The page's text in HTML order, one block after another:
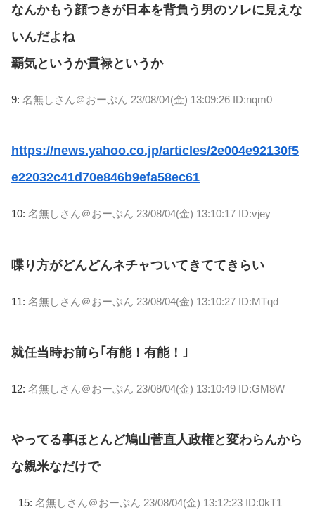
なんかもう顔つきが日本を背負う男のソレに見えな
いんだよね
覇気というか貫禄というか
9: 名無しさん＠おーぷん 23/08/04(金) 13:09:26 ID:nqm0
https://news.yahoo.co.jp/articles/2e004e92130f5
e22032c41d70e846b9efa58ec61
10: 名無しさん＠おーぷん 23/08/04(金) 13:10:17 ID:vjey
喋り方がどんどんネチャついてきててきらい
11: 名無しさん＠おーぷん 23/08/04(金) 13:10:27 ID:MTqd
就任当時お前ら｢有能！有能！｣
12: 名無しさん＠おーぷん 23/08/04(金) 13:10:49 ID:GM8W
やってる事ほとんど鳩山菅直人政権と変わらんから
な親米なだけで
15: 名無しさん＠おーぷん 23/08/04(金) 13:12:23 ID:0kT1